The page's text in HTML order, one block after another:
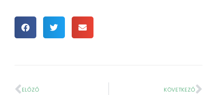
ELŐZŐ KÖVETKEZŐ